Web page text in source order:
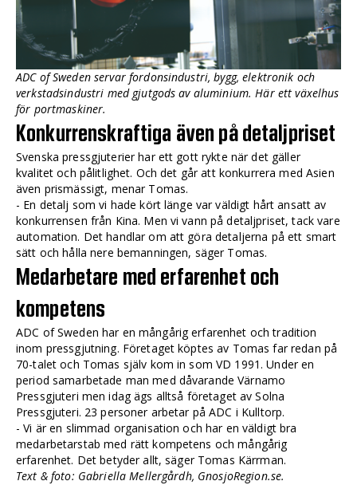
ADC of Sweden servar fordonsindustri, bygg, elektronik och
verkstadsindustri med gjutgods av aluminium. Här ett växelhus
för portmaskiner.
Konkurrenskraftiga även på detaljpriset
Svenska pressgjuterier har ett gott rykte när det gäller
kvalitet och pålitlighet. Och det går att konkurrera med Asien
även prismässigt, menar Tomas.
- En detalj som vi hade kört länge var väldigt hårt ansatt av
konkurrensen från Kina. Men vi vann på detaljpriset, tack vare
automation. Det handlar om att göra detaljerna på ett smart
sätt och hålla nere bemanningen, säger Tomas.
Medarbetare med erfarenhet och
kompetens
ADC of Sweden har en mångårig erfarenhet och tradition
inom pressgjutning. Företaget köptes av Tomas far redan på
70-talet och Tomas själv kom in som VD 1991. Under en
period samarbetade man med dåvarande Värnamo
Pressgjuteri men idag ägs alltså företaget av Solna
Pressgjuteri. 23 personer arbetar på ADC i Kulltorp.
- Vi är en slimmad organisation och har en väldigt bra
medarbetarstab med rätt kompetens och mångårig
erfarenhet. Det betyder allt, säger Tomas Kärrman.
Text & foto: Gabriella Mellergårdh, GnosjoRegion.se.